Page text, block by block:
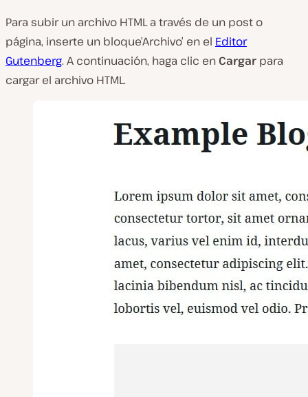
Para subir un archivo HTML a través de un post o
página, inserte un bloque’Archivo’ en el Editor
Gutenberg. A continuación, haga clic en Cargar para
cargar el archivo HTML.